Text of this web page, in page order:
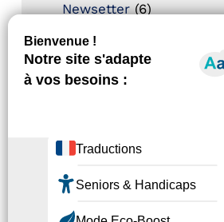
Newsetter(6)
Newsletter pro
Nos Actions
Formation
Journées nationales
Handicap